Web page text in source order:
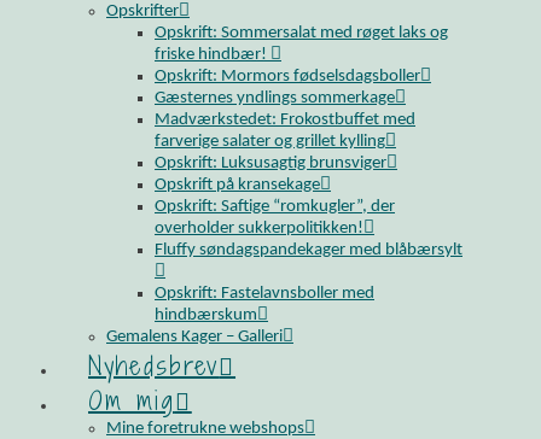
Opskrifter
Opskrift: Sommersalat med røget laks og
friske hindbær!
Opskrift: Mormors fødselsdagsboller
Gæsternes yndlings sommerkage
Madværkstedet: Frokostbuffet med
farverige salater og grillet kylling
Opskrift: Luksusagtig brunsviger
Opskrift på kransekage
Opskrift: Saftige “romkugler”, der
overholder sukkerpolitikken!
Fluffy søndagspandekager med blåbærsylt
Opskrift: Fastelavnsboller med
hindbærskum
Gemalens Kager – Galleri
Nyhedsbrev
Om mig
Mine foretrukne webshops